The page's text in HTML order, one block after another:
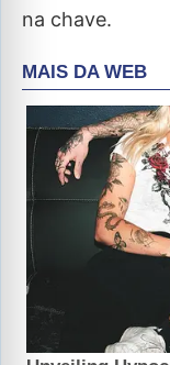
na chave.